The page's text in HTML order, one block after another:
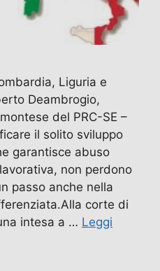
Liguria e
Deambrogio,
del PRC-SE –
il solito sviluppo
garantisce abuso
non perdono
passo anche nella
corte di
intesa a … Leggi